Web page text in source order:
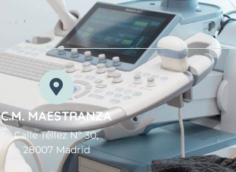
C.M. MAESTRANZA
Calle Téllez Nº 30,
28007 Madrid